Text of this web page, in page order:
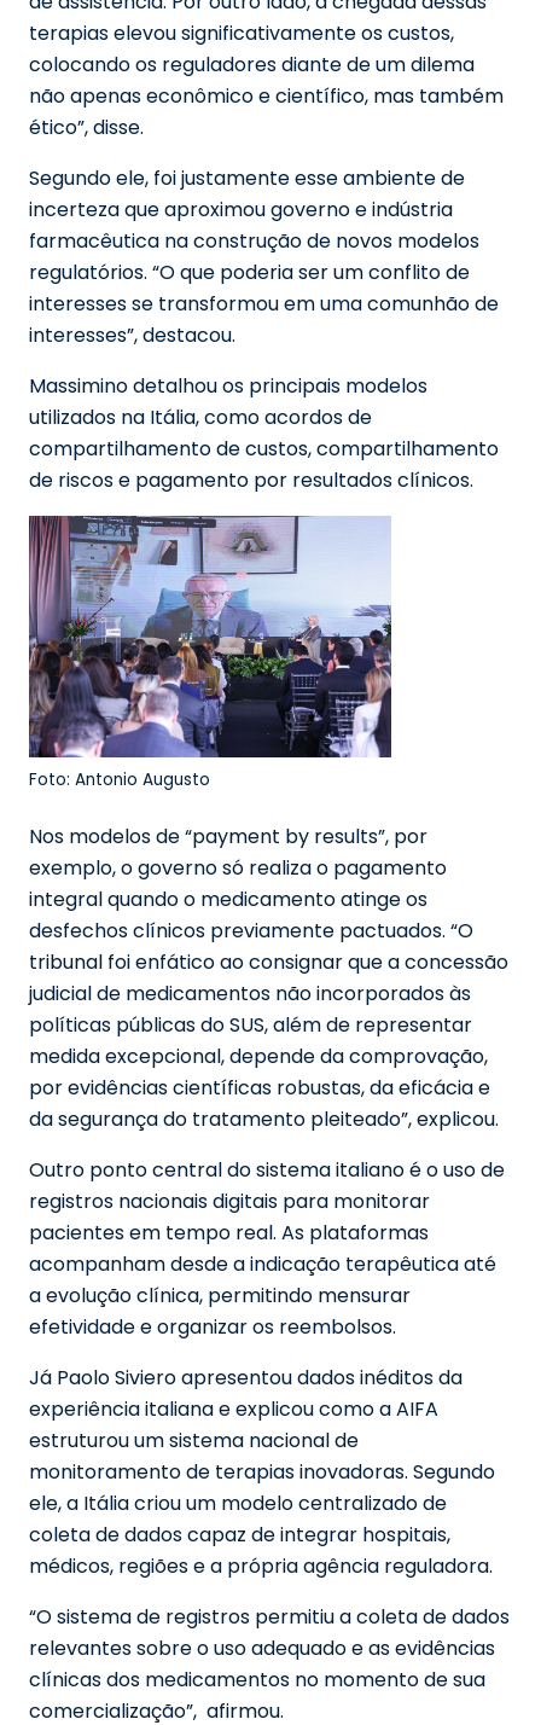
terapias elevou significativamente os custos,
colocando os reguladores diante de um dilema
não apenas econômico e científico, mas também
ético”, disse.
Segundo ele, foi justamente esse ambiente de
incerteza que aproximou governo e indústria
farmacêutica na construção de novos modelos
regulatórios. “O que poderia ser um conflito de
interesses se transformou em uma comunhão de
interesses”, destacou.
Massimino detalhou os principais modelos
utilizados na Itália, como acordos de
compartilhamento de custos, compartilhamento
de riscos e pagamento por resultados clínicos.
Foto: Antonio Augusto
Nos modelos de “payment by results”, por
exemplo, o governo só realiza o pagamento
integral quando o medicamento atinge os
desfechos clínicos previamente pactuados. “O
tribunal foi enfático ao consignar que a concessão
judicial de medicamentos não incorporados às
políticas públicas do SUS, além de representar
medida excepcional, depende da comprovação,
por evidências científicas robustas, da eficácia e
da segurança do tratamento pleiteado”, explicou.
Outro ponto central do sistema italiano é o uso de
registros nacionais digitais para monitorar
pacientes em tempo real. As plataformas
acompanham desde a indicação terapêutica até
a evolução clínica, permitindo mensurar
efetividade e organizar os reembolsos.
Já Paolo Siviero apresentou dados inéditos da
experiência italiana e explicou como a AIFA
estruturou um sistema nacional de
monitoramento de terapias inovadoras. Segundo
ele, a Itália criou um modelo centralizado de
coleta de dados capaz de integrar hospitais,
médicos, regiões e a própria agência reguladora.
“O sistema de registros permitiu a coleta de dados
relevantes sobre o uso adequado e as evidências
clínicas dos medicamentos no momento de sua
comercialização”, afirmou.